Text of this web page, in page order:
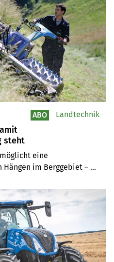
steht
eine
im Berggebiet –
Rapid und Schiltrac
von Reform, Lindner
ABO Landtechnik